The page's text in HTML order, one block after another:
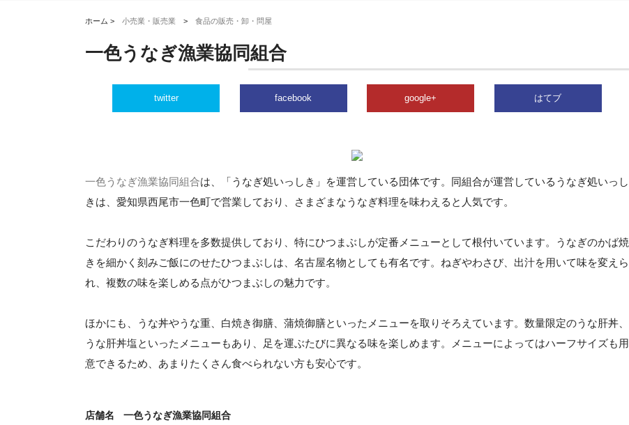
ホーム > 小売業・販売業 > 食品の販売・卸・問屋
一色うなぎ漁業協同組合
twitter facebook google+ はてブ
一色うなぎ漁業協同組合は、「うなぎ処いっしき」を運営している団体です。同組合が運営しているうなぎ処いっし
きは、愛知県西尾市一色町で営業しており、さまざまなうなぎ料理を味わえると人気です。
こだわりのうなぎ料理を多数提供しており、特にひつまぶしが定番メニューとして根付いています。うなぎのかば焼
きを細かく刻みご飯にのせたひつまぶしは、名古屋名物としても有名です。ねぎやわさび、出汁を用いて味を変えら
れ、複数の味を楽しめる点がひつまぶしの魅力です。
ほかにも、うな丼やうな重、白焼き御膳、蒲焼御膳といったメニューを取りそろえています。数量限定のうな肝丼、
うな肝丼塩といったメニューもあり、足を運ぶたびに異なる味を楽しめます。メニューによってはハーフサイズも用
意できるため、あまりたくさん食べられない方も安心です。
店舗名 一色うなぎ漁業協同組合